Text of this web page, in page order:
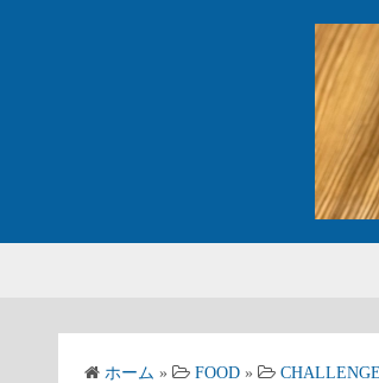
ホーム » FOOD » CHALLENGE